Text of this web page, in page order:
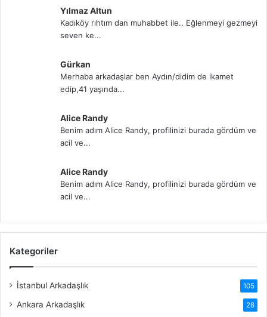
Yılmaz Altun
Kadıköy rıhtım dan muhabbet ile.. Eğlenmeyi gezmeyi
seven ke...
Gürkan
Merhaba arkadaşlar ben Aydın/didim de ikamet
edip,41 yaşında...
Alice Randy
Benim adım Alice Randy, profilinizi burada gördüm ve
acil ve...
Alice Randy
Benim adım Alice Randy, profilinizi burada gördüm ve
acil ve...
Kategoriler
İstanbul Arkadaşlık 105
Ankara Arkadaşlık 28